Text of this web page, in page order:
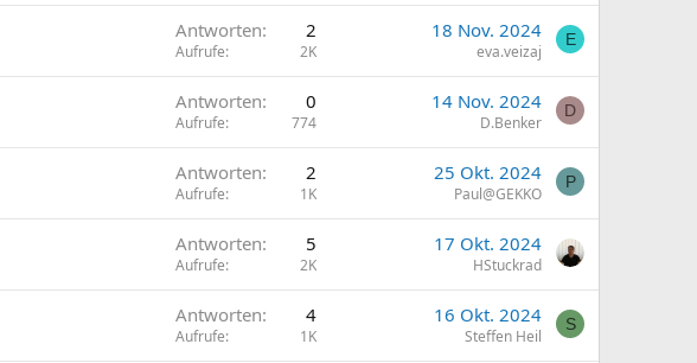
Antworten 2
Aufrufe 2K
18 Nov. 2024
eva.veizaj
E
Antworten 0
Aufrufe 774
14 Nov. 2024
D.Benker
D
Antworten 2
Aufrufe 1K
25 Okt. 2024
Paul@GEKKO
P
Antworten 5
Aufrufe 2K
17 Okt. 2024
HStuckrad
Antworten 4
Aufrufe 1K
16 Okt. 2024
Steffen Heil
S